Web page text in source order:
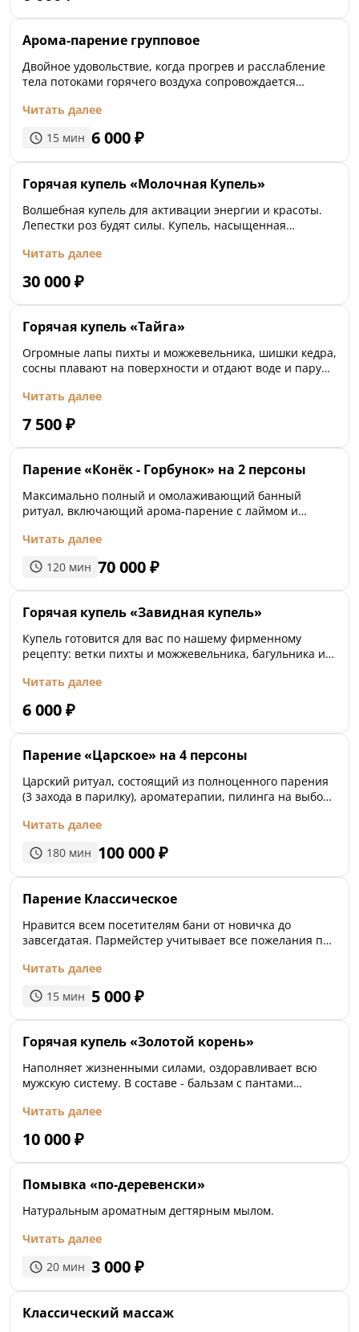
Арома-парение групповое
Двойное удовольствие, когда прогрев и расслабление
тела потоками горячего воздуха сопровождается
ароматами горной мяты, багульника, эвкалипта и дуба,
систему.
Читать далее
15 мин 6 000₽
Горячая купель «Молочная Купель»
Волшебная купель для активации энергии и красоты.
Лепестки роз будят силы. Купель, насыщенная
ванильным маслом, расслабляет и уносит все заботы.
Читать далее
30 000₽
Горячая купель «Тайга»
Огромные лапы пихты и можжевельника, шишки кедра,
сосны плавают на поверхности и отдают воде и пару
восстанавливают, укрепляют иммунитет, очищают,
Читать далее
7 500₽
Парение «Конёк - Горбунок» на 2 персоны
Максимально полный и омолаживающий банный
ритуал, включающий арома-парение с лаймом и
можжевельниковым вениками, душ из ледяной
где от запахов трав становится сладко на душе. Во
втором заходе
Читать далее
120 мин 70 000₽
Горячая купель «Завидная купель»
Купель готовится для вас по нашему фирменному
рецепту: ветки пихты и можжевельника, багульника и
живые цитрусовые фрукты придают нашему
Читать далее
6 000₽
Парение «Царское» на 4 персоны
Царский ритуал, состоящий из полноценного парения
(3 захода в парилку), ароматерапии, пилинга на выбор
Целых 1,5 часа пользы для организма, услады тела и
ароматного пара, бодрящего холода пихтовых веников
и купели очищает мозг от лишних мыслей, растворяет
перезагрузка — вот что нужно для того, чтобы
наполниться силами и идти снова покорять мир!
Читать далее
180 мин 100 000₽
Парение Классическое
Нравится всем посетителям бани от новичка до
завсегдатая. Пармейстер учитывает все пожелания по
воздействия парения дубовыми вениками.
Читать далее
15 мин 5 000₽
Горячая купель «Золотой корень»
Наполняет жизненными силами, оздоравливает всю
мужскую систему. В составе - бальзам с пантами
красный корень, мужик-корень.
Читать далее
10 000₽
Помывка «по-деревенски»
Натуральным ароматным дегтярным мылом.
Читать далее
20 мин 3 000₽
Классический массаж